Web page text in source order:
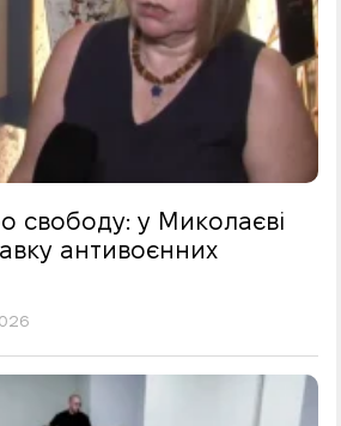
свободу: у Миколаєві
антивоєнних